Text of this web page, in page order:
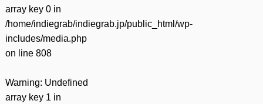
array key 0 in
/home/indiegrab/indiegrab.jp/public_html/wp-
includes/media.php
on line 808
Warning: Undefined
array key 1 in